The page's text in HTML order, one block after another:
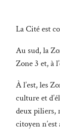
La Cité est
Au sud, la
Zone 3 et, à
À l’est, les
culture et
deux piliers,
citoyen